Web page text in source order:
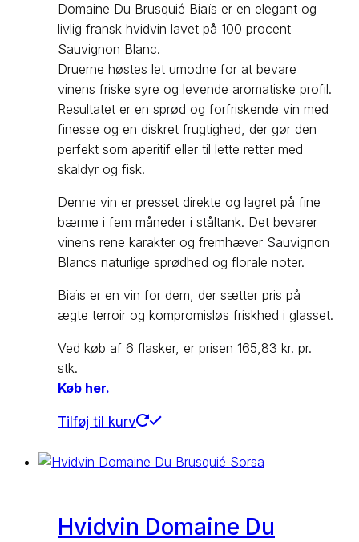
Domaine Du Brusquié Biaïs er en elegant og
livlig fransk hvidvin lavet på 100 procent
Sauvignon Blanc.
Druerne høstes let umodne for at bevare
vinens friske syre og levende aromatiske profil.
Resultatet er en sprød og forfriskende vin med
finesse og en diskret frugtighed, der gør den
perfekt som aperitif eller til lette retter med
skaldyr og fisk.
Denne vin er presset direkte og lagret på fine
bærme i fem måneder i ståltank. Det bevarer
vinens rene karakter og fremhæver Sauvignon
Blancs naturlige sprødhed og florale noter.
Biaïs er en vin for dem, der sætter pris på
ægte terroir og kompromisløs friskhed i glasset.
Ved køb af 6 flasker, er prisen 165,83 kr. pr.
stk.
Køb her.
Tilføj til kurv
Hvidvin Domaine Du